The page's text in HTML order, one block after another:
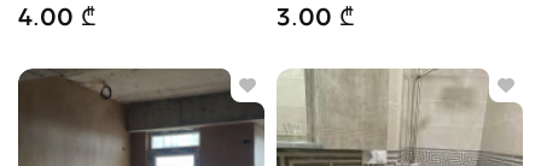
4.00 ₾ 3.00 ₾